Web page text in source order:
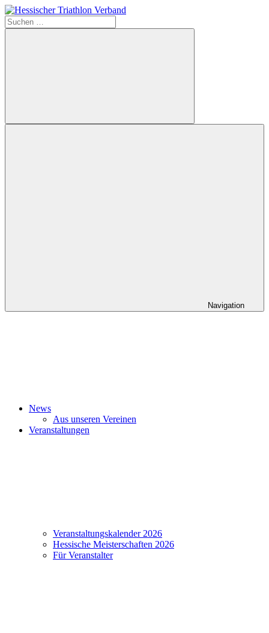
Zum
Inhalt
springen
Hessischer
Suchen
nach:
Suchen
Navigation
News
Aus unseren Vereinen
Veranstaltungen
Veranstaltungskalender 2026
Hessische Meisterschaften 2026
Für Veranstalter